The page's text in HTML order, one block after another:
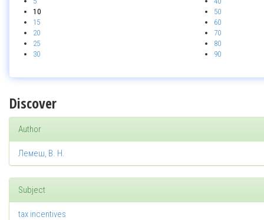
10
15
20
25
30
50
60
70
80
90
Discover
Author
Лемеш, В. Н.
Subject
tax incentives